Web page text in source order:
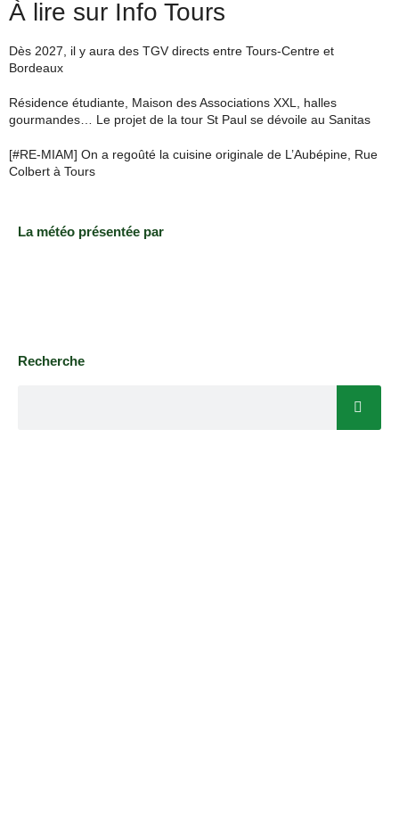
À lire sur Info Tours
Dès 2027, il y aura des TGV directs entre Tours-Centre et
Bordeaux
Résidence étudiante, Maison des Associations XXL, halles
gourmandes… Le projet de la tour St Paul se dévoile au Sanitas
[#RE-MIAM] On a regoûté la cuisine originale de L’Aubépine, Rue
Colbert à Tours
La météo présentée par
Recherche